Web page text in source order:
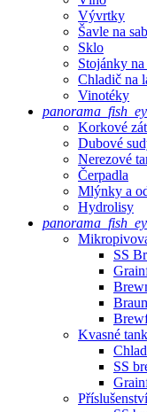
Vývrtky
Šavle na
Sklo
Stojánky
Chladič na
Vinotéky
Korkové
Dubové
Nerezové
Čerpadla
Mlýnky a
Hydrolisy
SS
Kvasné
SS
Příslušenství